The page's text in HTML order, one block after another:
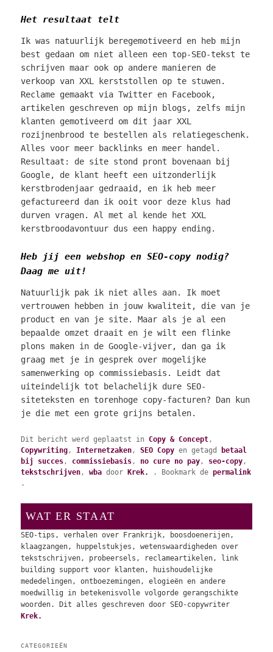
Het resultaat telt
Ik was natuurlijk beregemotiveerd en heb mijn
best gedaan om niet alleen een top-SEO-tekst te
schrijven maar ook op andere manieren de
verkoop van XXL kerststollen op te stuwen.
Reclame gemaakt via Twitter en Facebook,
artikelen geschreven op mijn blogs, zelfs mijn
klanten gemotiveerd om dit jaar XXL
rozijnenbrood te bestellen als relatiegeschenk.
Alles voor meer backlinks en meer handel.
Resultaat: de site stond pront bovenaan bij
Google, de klant heeft een uitzonderlijk
kerstbrodenjaar gedraaid, en ik heb meer
gefactureerd dan ik ooit voor deze klus had
durven vragen. Al met al kende het XXL
kerstbroodavontuur dus een happy ending.
Heb jij een webshop en SEO-copy nodig?
Daag me uit!
Natuurlijk pak ik niet alles aan. Ik moet
vertrouwen hebben in jouw kwaliteit, die van je
product en van je site. Maar als je al een
bepaalde omzet draait en je wilt een flinke
plons maken in de Google-vijver, dan ga ik
graag met je in gesprek over mogelijke
samenwerking op commissiebasis. Leidt dat
uiteindelijk tot belachelijk dure SEO-
siteteksten en torenhoge copy-facturen? Dan kun
je die met een grote grijns betalen.
Dit bericht werd geplaatst inCopy & Concept ,
Copywriting , Internetzaken ,SEO Copy en getagd
betaal
bij succes , commissiebasis , no cure no pay , seo-copy ,
tekstschrijven ,wba doorKrek. . Bookmark depermalink
.
WAT ER STAAT
SEO-tips, verhalen over Frankrijk, boosdoenerijen,
klaagzangen, huppelstukjes, wetenswaardigheden over
tekstschrijven, probeersels, reclameartikelen, link
building support voor klanten, huishoudelijke
mededelingen, ontboezemingen, elogieën en andere
moedwillig in betekenisvolle volgorde gerangschikte
woorden. Dit alles geschreven door SEO-copywriter
Krek.
CATEGORIEËN